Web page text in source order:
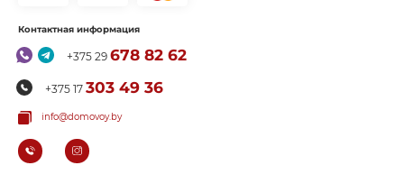
Контактная информация
+375 29 678 82 62
+375 17 303 49 36
info@domovoy.by